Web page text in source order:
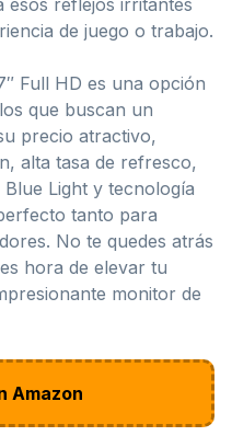
de juego o trabajo.
Full HD es una opción
que buscan un
precio atractivo,
alta tasa de refresco,
Light y tecnología
tanto para
No te quedes atrás
hora de elevar tu
monitor de
Amazon